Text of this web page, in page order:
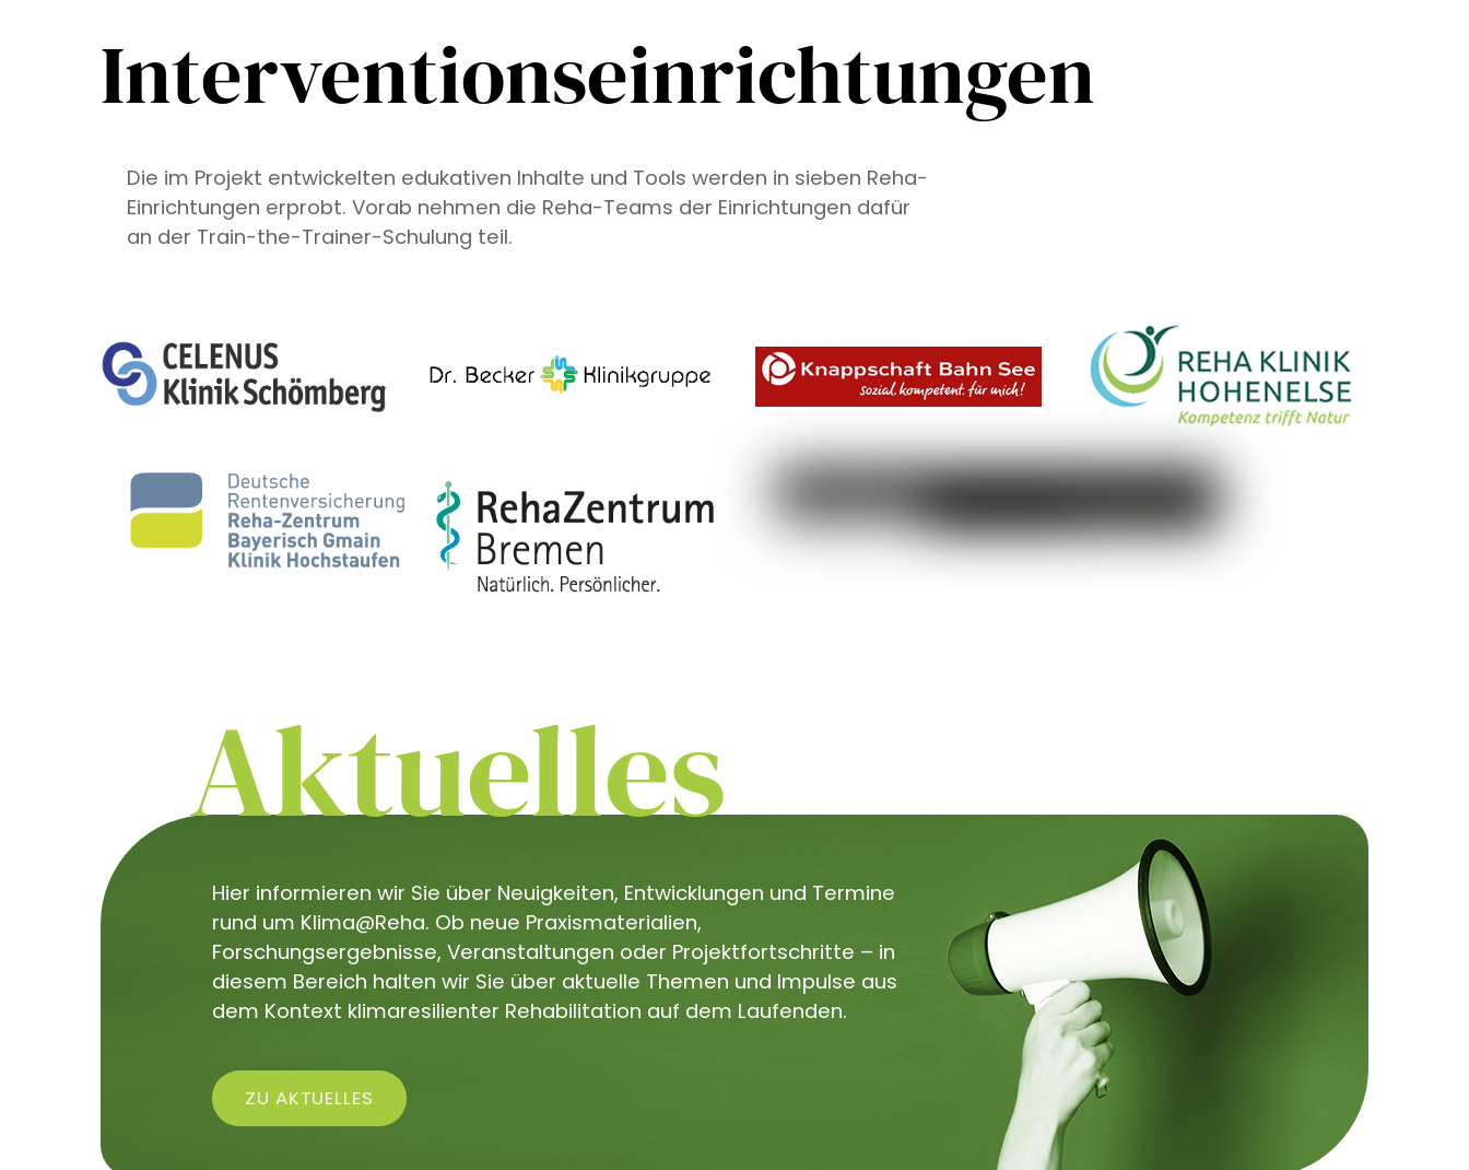
Interventionseinrichtungen
Die im Projekt entwickelten edukativen Inhalte und Tools werden in sieben Reha-
Einrichtungen erprobt. Vorab nehmen die Reha-Teams der Einrichtungen dafür
an der Train-the-Trainer-Schulung teil.
Aktuelles
Hier informieren wir Sie über Neuigkeiten, Entwicklungen und Termine
rund um Klima@Reha. Ob neue Praxismaterialien,
Forschungsergebnisse, Veranstaltungen oder Projektfortschritte – in
diesem Bereich halten wir Sie über aktuelle Themen und Impulse aus
dem Kontext klimaresilienter Rehabilitation auf dem Laufenden.
ZU AKTUELLES